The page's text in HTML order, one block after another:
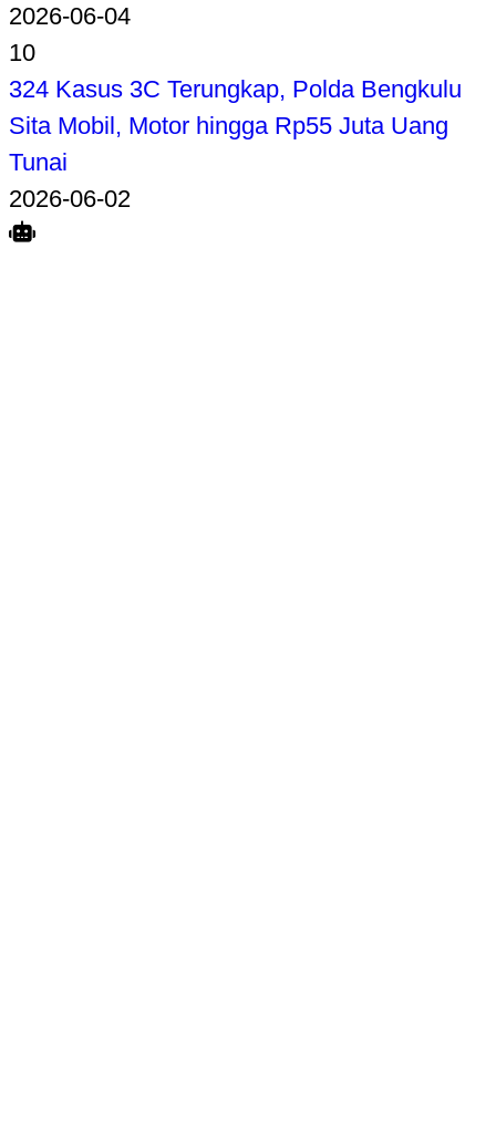
2026-06-04
10
324 Kasus 3C Terungkap, Polda Bengkulu
Sita Mobil, Motor hingga Rp55 Juta Uang
Tunai
2026-06-02